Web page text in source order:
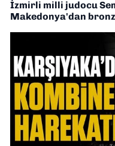
İzmirli milli judocu
Makedonya'dan